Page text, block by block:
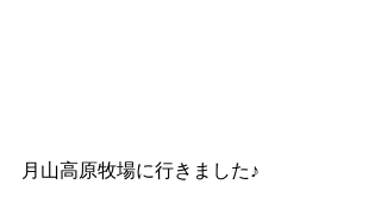
月山高原牧場に行きました♪